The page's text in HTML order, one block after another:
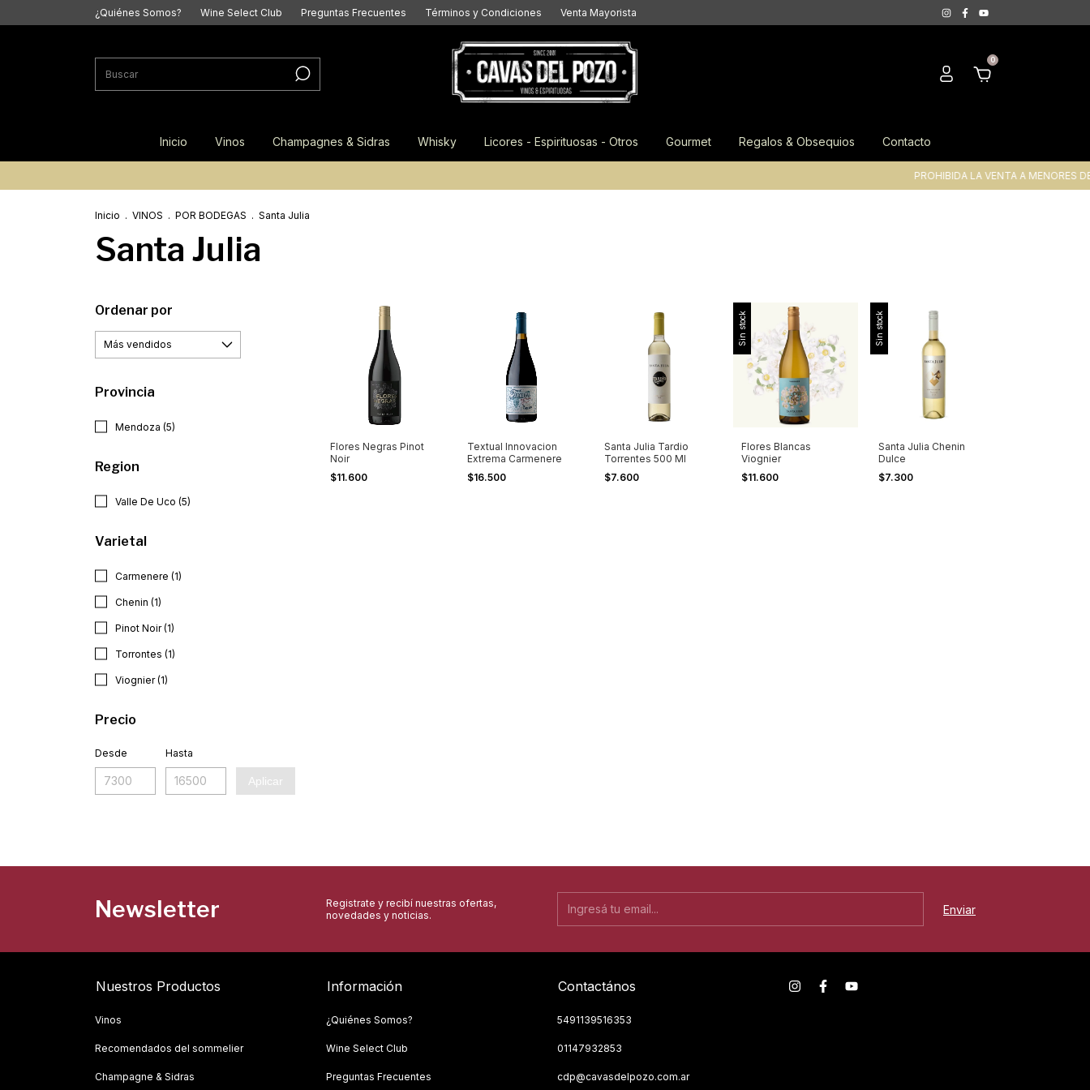
¿Quiénes Somos? Wine Select Club Preguntas Frecuentes Términos y Condiciones Venta Mayorista
0
Inicio Vinos Champagnes & Sidras Whisky Licores - Espirituosas - Otros Gourmet Regalos & Obsequios Contacto
PROHIBIDA LA VENTA A MENORES DE
Inicio . VINOS . POR BODEGAS . Santa Julia
Santa Julia
Ordenar por
Provincia
Mendoza (5)
Region
Valle De Uco (5)
Varietal
Carmenere (1)
Chenin (1)
Pinot Noir (1)
Torrontes (1)
Viognier (1)
Precio
Desde Hasta
Aplicar
Flores Negras Pinot
Noir
$11.600
Textual Innovacion
Extrema Carmenere
$16.500
Santa Julia Tardio
Torrentes 500 Ml
$7.600
Sin stock
Flores Blancas
Viognier
$11.600
Sin stock
Santa Julia Chenin
Dulce
$7.300
Newsletter
Registrate y recibí nuestras ofertas,
novedades y noticias.
Nuestros Productos
Vinos
Recomendados del sommelier
Champagne & Sidras
Información
¿Quiénes Somos?
Wine Select Club
Preguntas Frecuentes
Contactános
5491139516353
01147932853
cdp@cavasdelpozo.com.ar